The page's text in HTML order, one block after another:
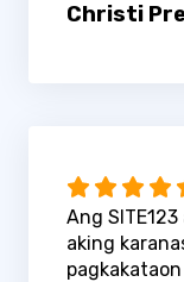
Christi
Ang
aking